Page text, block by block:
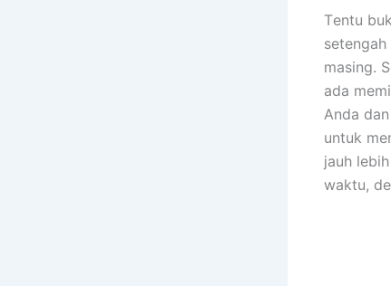
Tеntu
masing.
аdа
Andа
untuk
jauh
waktu,